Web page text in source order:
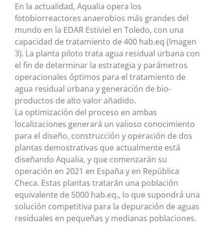
En la actualidad, Aqualia opera los
fotobiorreactores anaerobios más grandes del
mundo en la EDAR Estiviel en Toledo, con una
capacidad de tratamiento de 400 hab.eq (Imagen
3). La planta piloto trata agua residual urbana con
el fin de determinar la estrategia y parámetros
operacionales óptimos para el tratamiento de
agua residual urbana y generación de bio-
productos de alto valor añadido.
La optimización del proceso en ambas
localizaciones generará un valioso conocimiento
para el diseño, construcción y operación de dos
plantas demostrativas que actualmente está
diseñando Aqualia, y que comenzarán su
operación en 2021 en España y en República
Checa. Estas plantas tratarán una población
equivalente de 5000 hab.eq., lo que supondrá una
solución competitiva para la depuración de aguas
residuales en pequeñas y medianas poblaciones.